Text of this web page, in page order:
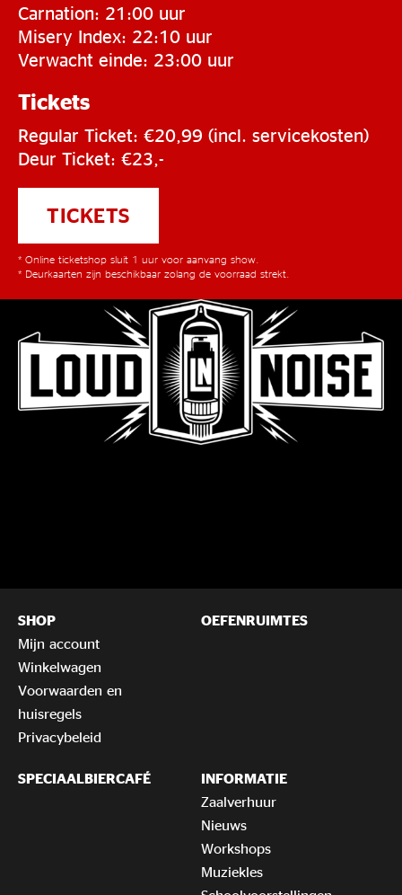
Carnation: 21:00 uur
Misery Index: 22:10 uur
Verwacht einde: 23:00 uur
Tickets
Regular Ticket: €20,99 (incl. servicekosten)
Deur Ticket: €23,-
TICKETS
* Online ticketshop sluit 1 uur voor aanvang show.
* Deurkaarten zijn beschikbaar zolang de voorraad strekt.
SHOP
Mijn account
Winkelwagen
Voorwaarden en
huisregels
Privacybeleid
OEFENRUIMTES
SPECIAALBIERCAFÉ
INFORMATIE
Zaalverhuur
Nieuws
Workshops
Muziekles